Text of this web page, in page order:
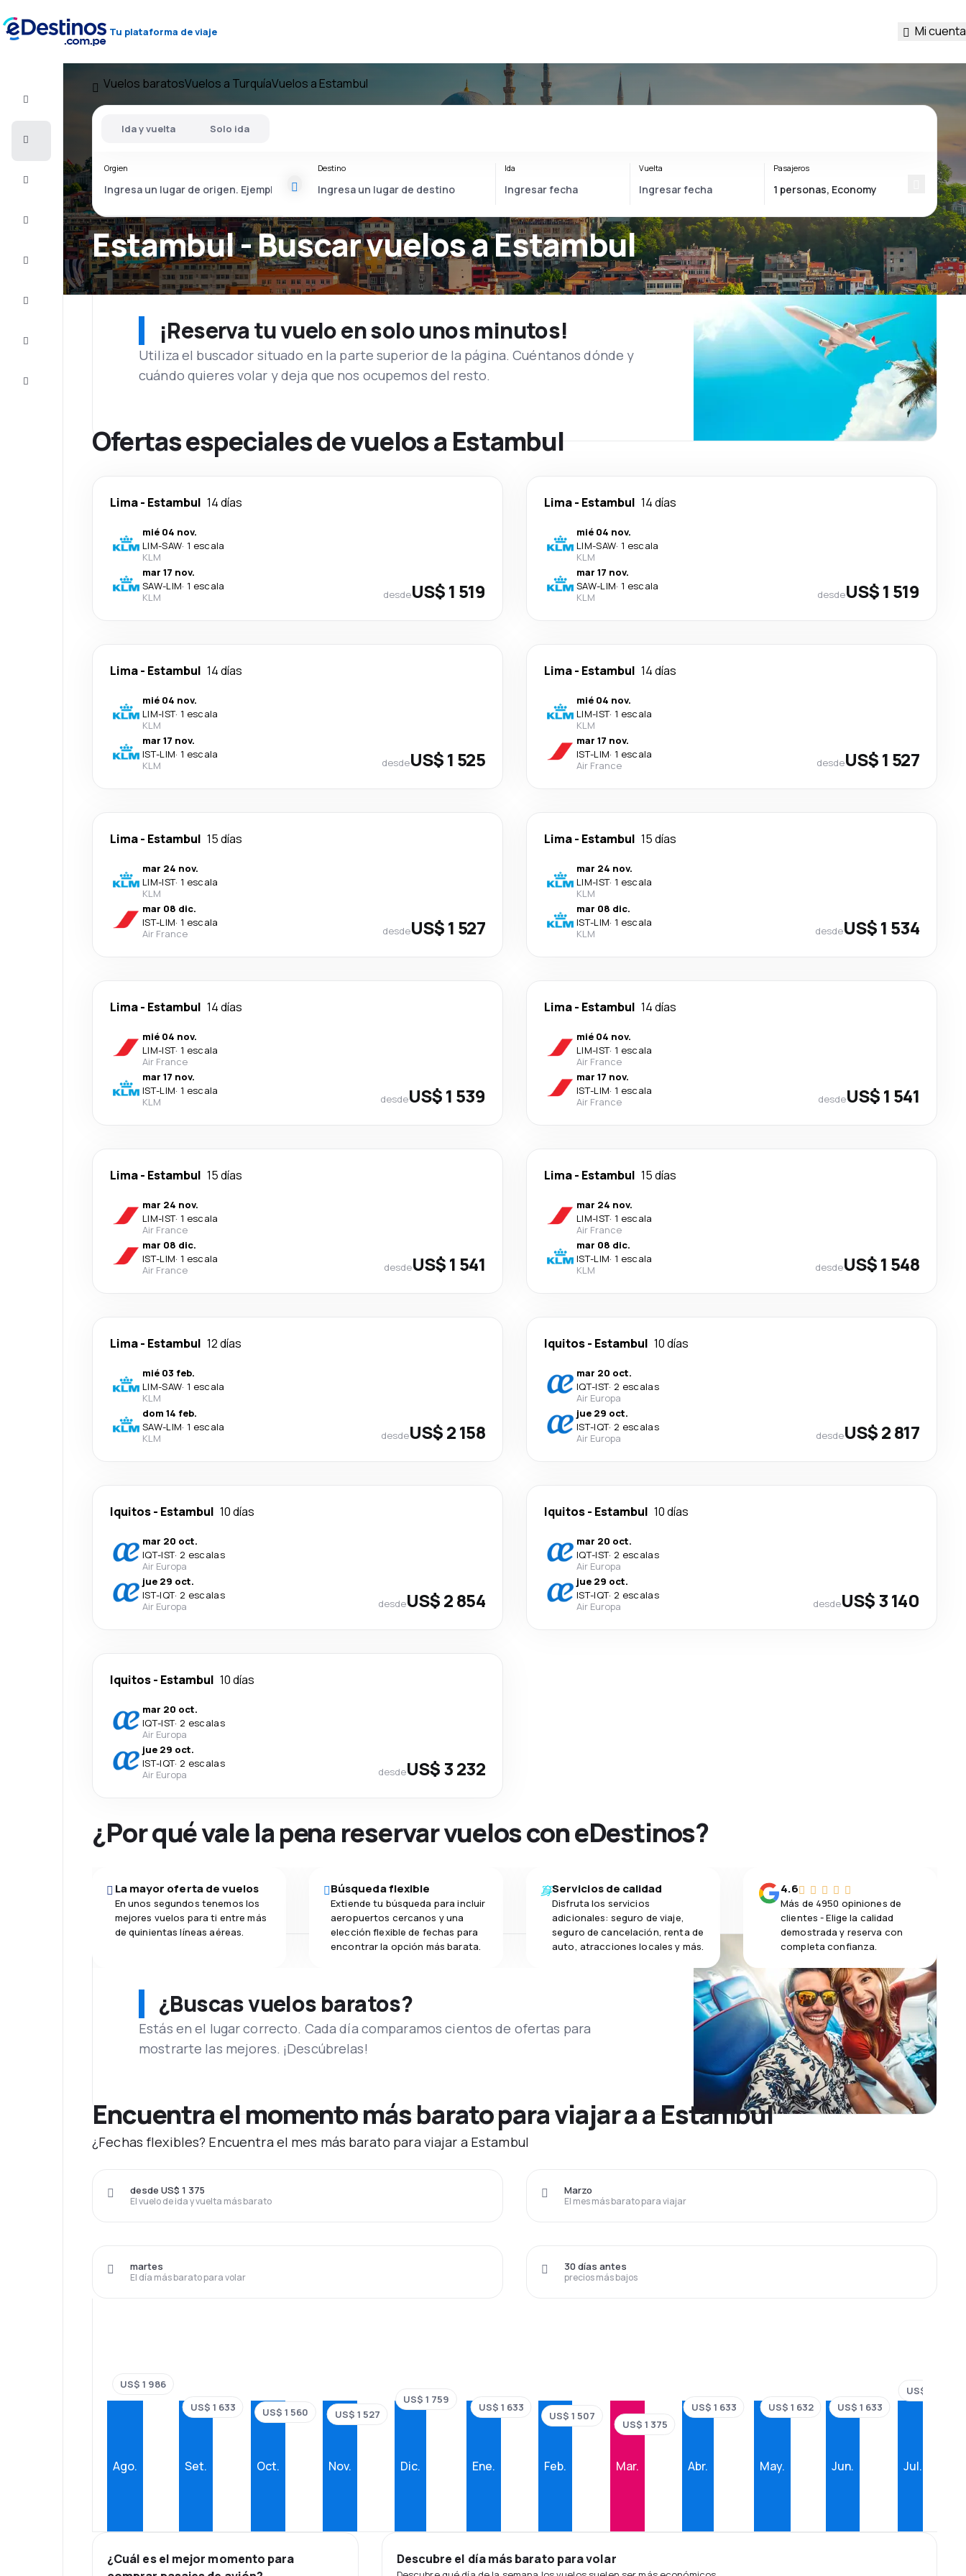
Tu plataforma de viaje Mi cuenta
Alojamientos
Ofertas
Completa
Vuelos baratosVuelos a TurquíaVuelos a Estambul
Estambul - Buscar vuelos a Estambul
Ida y vuelta Solo ida
Orgien Destino Ida Vuelta Pasajeros
¡Reserva tu vuelo en solo unos minutos!
Utiliza el buscador situado en la parte superior de la página. Cuéntanos dónde y
cuándo quieres volar y deja que nos ocupemos del resto.
Ofertas especiales de vuelos a Estambul
Lima- Estambul 14 días
mié 04 nov.
LIM-SAW· 1 escala
KLM
mar 17 nov.
SAW-LIM· 1 escala
KLM
desdeUS$ 1 519
Lima- Estambul 14 días
mié 04 nov.
LIM-SAW· 1 escala
KLM
mar 17 nov.
SAW-LIM· 1 escala
KLM
desdeUS$ 1 519
Lima- Estambul 14 días
mié 04 nov.
LIM-IST· 1 escala
KLM
mar 17 nov.
IST-LIM· 1 escala
KLM
desdeUS$ 1 525
Lima- Estambul 14 días
mié 04 nov.
LIM-IST· 1 escala
KLM
mar 17 nov.
IST-LIM· 1 escala
Air France
desdeUS$ 1 527
Lima- Estambul 15 días
mar 24 nov.
LIM-IST· 1 escala
KLM
mar 08 dic.
IST-LIM· 1 escala
Air France
desdeUS$ 1 527
Lima- Estambul 15 días
mar 24 nov.
LIM-IST· 1 escala
KLM
mar 08 dic.
IST-LIM· 1 escala
KLM
desdeUS$ 1 534
Lima- Estambul 14 días
mié 04 nov.
LIM-IST· 1 escala
Air France
mar 17 nov.
IST-LIM· 1 escala
KLM
desdeUS$ 1 539
Lima- Estambul 14 días
mié 04 nov.
LIM-IST· 1 escala
Air France
mar 17 nov.
IST-LIM· 1 escala
Air France
desdeUS$ 1 541
Lima- Estambul 15 días
mar 24 nov.
LIM-IST· 1 escala
Air France
mar 08 dic.
IST-LIM· 1 escala
Air France
desdeUS$ 1 541
Lima- Estambul 15 días
mar 24 nov.
LIM-IST· 1 escala
Air France
mar 08 dic.
IST-LIM· 1 escala
KLM
desdeUS$ 1 548
Lima- Estambul 12 días
mié 03 feb.
LIM-SAW· 1 escala
KLM
dom 14 feb.
SAW-LIM· 1 escala
KLM
desdeUS$ 2 158
Iquitos- Estambul 10 días
mar 20 oct.
IQT-IST· 2 escalas
Air Europa
jue 29 oct.
IST-IQT· 2 escalas
Air Europa
desdeUS$ 2 817
Iquitos- Estambul 10 días
mar 20 oct.
IQT-IST· 2 escalas
Air Europa
jue 29 oct.
IST-IQT· 2 escalas
Air Europa
desdeUS$ 2 854
Iquitos- Estambul 10 días
mar 20 oct.
IQT-IST· 2 escalas
Air Europa
jue 29 oct.
IST-IQT· 2 escalas
Air Europa
desdeUS$ 3 140
Iquitos- Estambul 10 días
mar 20 oct.
IQT-IST· 2 escalas
Air Europa
jue 29 oct.
IST-IQT· 2 escalas
Air Europa
desdeUS$ 3 232
¿Por qué vale la pena reservar vuelos con eDestinos?
La mayor oferta de vuelos
En unos segundos tenemos los
mejores vuelos para ti entre más
de quinientas líneas aéreas.
Búsqueda flexible
Extiende tu búsqueda para incluir
aeropuertos cercanos y una
elección flexible de fechas para
encontrar la opción más barata.
Servicios de calidad
Disfruta los servicios
adicionales: seguro de viaje,
seguro de cancelación, renta de
auto, atracciones locales y más.
4.6
Más de 4950 opiniones de
clientes - Elige la calidad
demostrada y reserva con
completa confianza.
¿Buscas vuelos baratos?
Estás en el lugar correcto. Cada día comparamos cientos de ofertas para
mostrarte las mejores. ¡Descúbrelas!
Encuentra el momento más barato para viajar a a Estambul
¿Fechas flexibles? Encuentra el mes más barato para viajar a Estambul
El vuelo de ida y vuelta más barato
desde US$ 1 375
El mes más barato para viajar
Marzo
El día más barato para volar
martes
precios más bajos
30 días antes
Ago.
US$ 1 986
Set.
US$ 1 633
Oct.
US$ 1 560
Nov.
US$ 1 527
Dic.
US$ 1 759
Ene.
US$ 1 633
Feb.
US$ 1 507
Mar.
US$ 1 375
Abr.
US$ 1 633
May.
US$ 1 632
Jun.
US$ 1 633
Jul.
US$ 1 891
¿Cuál es el mejor momento para
Descubre el día más barato para volar